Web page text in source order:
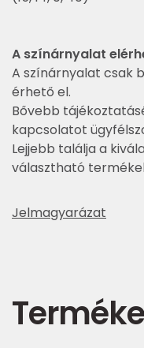
A színárnyalat
A színárnyalat csak
érhető el.
Bővebb
kapcsolatot
Lejjebb találja a
választható
Jelmagyarázat